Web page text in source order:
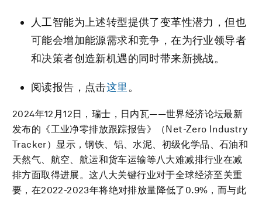
人工智能为上述转型提供了变革性潜力，但也
可能会增加能源需求和竞争，在为行业领导者
和决策者创造新机遇的同时带来新挑战。
阅读报告，点击这里 。
2024年12月12日，瑞士，日内瓦——世界经济论坛最新
发布的《工业净零排放跟踪报告》（Net-Zero Industry
Tracker）显示，钢铁、铝、水泥、初级化学品、石油和
天然气、航空、航运和货车运输等八大难减排行业在减
排方面取得进展。这八大关键行业对于全球经济至关重
要，在2022-2023年将绝对排放量降低了0.9%，而与此